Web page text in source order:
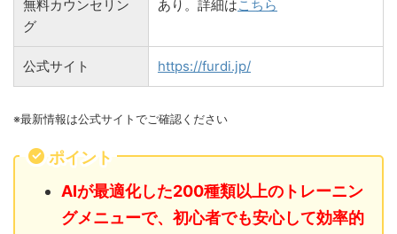
無料カウンセリン
グ
あり。詳細はこちら
公式サイト https://furdi.jp/
※最新情報は公式サイトでご確認ください
ポイント
AIが最適化した200種類以上のトレーニン
グメニューで、初心者でも安心して効率的